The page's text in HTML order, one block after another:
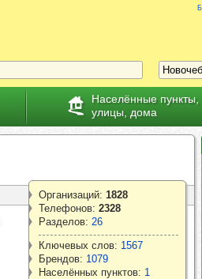
Организаций: 1828
Телефонов: 2328
Разделов: 26
Ключевых слов: 1567
Брендов: 1079
Населённых пунктов: 1
Населённые пункты,
улицы, дома